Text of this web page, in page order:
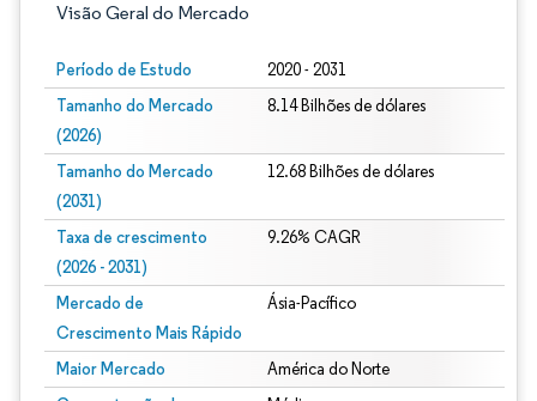
Visão Geral do Mercado
Período de Estudo 2020 - 2031
Tamanho do Mercado
(2026)
8.14 Bilhões de dólares
Tamanho do Mercado
(2031)
12.68 Bilhões de dólares
Taxa de crescimento
(2026 - 2031)
9.26% CAGR
Mercado de
Crescimento Mais Rápido
Ásia-Pacífico
Maior Mercado América do Norte